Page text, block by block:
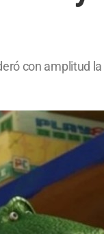
con amplitud